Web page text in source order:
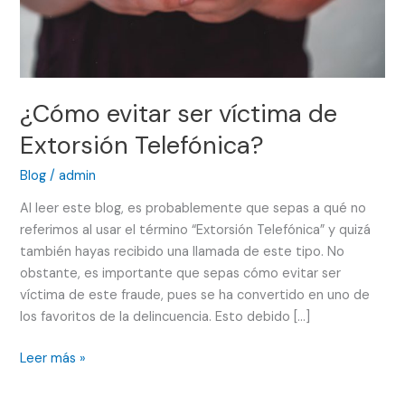
¿Cómo evitar ser víctima de
Extorsión Telefónica?
Blog /admin
Al leer este blog, es probablemente que sepas a qué no
referimos al usar el término “Extorsión Telefónica” y quizá
también hayas recibido una llamada de este tipo. No
obstante, es importante que sepas cómo evitar ser
víctima de este fraude, pues se ha convertido en uno de
los favoritos de la delincuencia. Esto debido […]
Leer más »